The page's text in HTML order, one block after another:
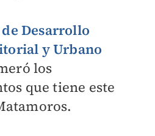
Desarrollo
y Urbano
los
que tiene este